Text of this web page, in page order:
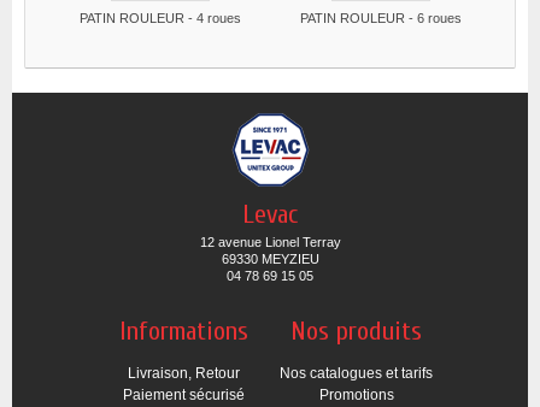
PATIN ROULEUR - 4 roues PATIN ROULEUR - 6 roues
Levac
12 avenue Lionel Terray
69330 MEYZIEU
04 78 69 15 05
Informations
Livraison, Retour
Paiement sécurisé
Nos produits
Nos catalogues et tarifs
Promotions